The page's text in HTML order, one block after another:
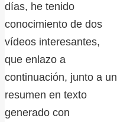
días, he tenido
conocimiento de dos
vídeos interesantes,
que enlazo a
continuación, junto a un
resumen en texto
generado con